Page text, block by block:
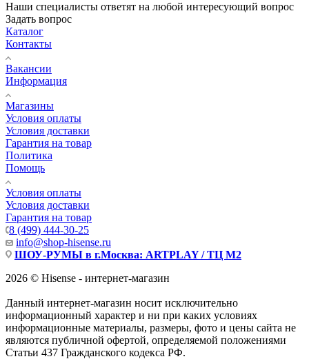
Наши специалисты ответят на любой интересующий вопрос
Задать вопрос
Каталог
Контакты
Вакансии
Информация
Магазины
Условия оплаты
Условия доставки
Гарантия на товар
Политика
Помощь
Условия оплаты
Условия доставки
Гарантия на товар
8 (499) 444-30-25
info@shop-hisense.ru
ШОУ-РУМЫ в г.Москва: ARTPLAY / ТЦ М2
2026 © Hisense - интернет-магазин
Данный интернет-магазин носит исключительно
информационный характер и ни при каких условиях
информационные материалы, размеры, фото и цены сайта не
являются публичной офертой, определяемой положениями
Статьи 437 Гражданского кодекса РФ.